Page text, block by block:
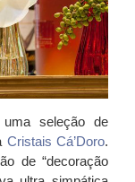
seleção de
Cristais Cá’Doro.
de “decoração